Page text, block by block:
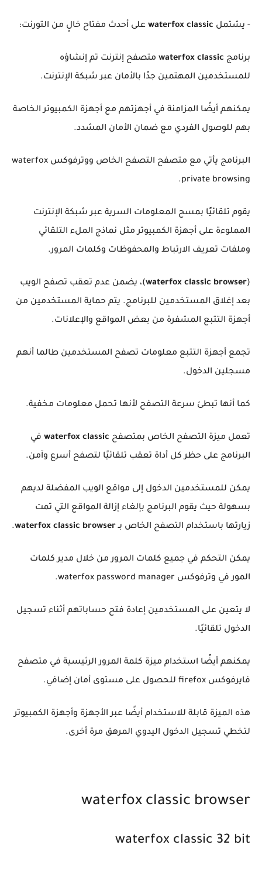
- يشتمل waterfox classic على أحدث مفتاح خالٍ من التورنت:
برنامج waterfox classic متصفح إنترنت تم إنشاؤه
للمستخدمين المهتمين جدًا بالأمان عبر شبكة الإنترنت.
يمكنهم أيضًا المزامنة في أجهزتهم مع أجهزة الكمبيوتر الخاصة
بهم للوصول الفردي مع ضمان الأمان المشدد.
البرنامج يأتي مع متصفح التصفح الخاص ووترفوكس waterfox
private browsing.
يقوم تلقائيًا بمسح المعلومات السرية عبر شبكة الإنترنت
المملوءة على أجهزة الكمبيوتر مثل نماذج الملء التلقائي
وملفات تعريف الارتباط والمحفوظات وكلمات المرور.
(
waterfox classic browser)، يضمن عدم تعقب تصفح الويب
بعد إغلاق المستخدمين للبرنامج. يتم حماية المستخدمين من
أجهزة التتبع المشفرة من بعض المواقع والإعلانات.
تجمع أجهزة التتبع معلومات تصفح المستخدمين طالما أنهم
مسجلين الدخول.
كما أنها تبطئ سرعة التصفح لأنها تحمل معلومات مخفية.
تعمل ميزة التصفح الخاص بمتصفح waterfox classic في
البرنامج على حظر كل أداة تعقب تلقائيًا لتصفح أسرع وآمن.
يمكن للمستخدمين الدخول إلى مواقع الويب المفضلة لديهم
بسهولة حيث يقوم البرنامج بإلغاء إزالة المواقع التي تمت
زيارتها باستخدام التصفح الخاص بـwaterfox classic browser
.
يمكن التحكم في جميع كلمات المرور من خلال مدير كلمات
المور في وترفوكس waterfox password manager.
لا يتعين على المستخدمين إعادة فتح حساباتهم أثناء تسجيل
الدخول تلقائيًا.
يمكنهم أيضًا استخدام ميزة كلمة المرور الرئيسية في متصفح
فايرفوكس firefox للحصول على مستوى أمان إضافي.
هذه الميزة قابلة للاستخدام أيضًا عبر الأجهزة وأجهزة الكمبيوتر
لتخطي تسجيل الدخول اليدوي المرهق مرة أخرى.
waterfox classic browser
waterfox classic 32 bit